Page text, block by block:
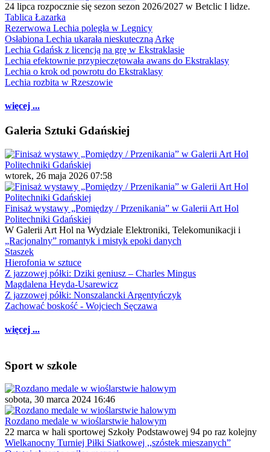
24 lipca rozpocznie się sezon sezon 2026/2027 w Betclic I lidze.
Tablica Łazarka
Rezerwowa Lechia poległa w Legnicy
Osłabiona Lechia ukarała nieskuteczną Arkę
Lechia Gdańsk z licencją na grę w Ekstraklasie
Lechia efektownie przypieczętowała awans do Ekstraklasy
Lechia o krok od powrotu do Ekstraklasy
Lechia rozbita w Rzeszowie
więcej ...
Galeria Sztuki Gdańskiej
wtorek, 26 maja 2026 07:58
Finisaż wystawy „Pomiędzy / Przenikania” w Galerii Art Hol
Politechniki Gdańskiej
W Galerii Art Hol na Wydziale Elektroniki, Telekomunikacji i
„Racjonalny” romantyk i mistyk epoki danych
Staszek
Hierofonia w sztuce
Z jazzowej półki: Dziki geniusz – Charles Mingus
Magdalena Heyda-Usarewicz
Z jazzowej półki: Nonszalancki Argentyńczyk
Zachować boskość - Wojciech Sęczawa
więcej ...
Sport w szkole
sobota, 30 marca 2024 16:46
Rozdano medale w wioślarstwie halowym
22 marca w hali sportowej Szkoły Podstawowej 94 po raz kolejny
Wielkanocny Turniej Piłki Siatkowej ,,szóstek mieszanych”